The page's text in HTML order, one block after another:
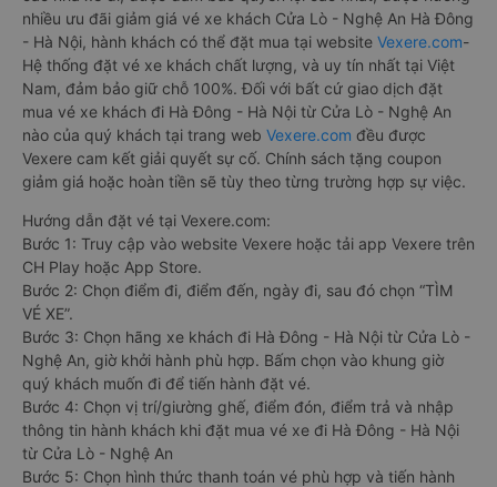
nhiều ưu đãi giảm giá vé xe khách Cửa Lò - Nghệ An Hà Đông
- Hà Nội, hành khách có thể đặt mua tại website Vexere.com-
Hệ thống đặt vé xe khách chất lượng, và uy tín nhất tại Việt
Nam, đảm bảo giữ chỗ 100%. Đối với bất cứ giao dịch đặt
mua vé xe khách đi Hà Đông - Hà Nội từ Cửa Lò - Nghệ An
nào của quý khách tại trang web Vexere.com đều được
Vexere cam kết giải quyết sự cố. Chính sách tặng coupon
giảm giá hoặc hoàn tiền sẽ tùy theo từng trường hợp sự việc.
Hướng dẫn đặt vé tại Vexere.com:
Bước 1: Truy cập vào website Vexere hoặc tải app Vexere trên
CH Play hoặc App Store.
Bước 2: Chọn điểm đi, điểm đến, ngày đi, sau đó chọn “TÌM
VÉ XE”.
Bước 3: Chọn hãng xe khách đi Hà Đông - Hà Nội từ Cửa Lò -
Nghệ An, giờ khởi hành phù hợp. Bấm chọn vào khung giờ
quý khách muốn đi để tiến hành đặt vé.
Bước 4: Chọn vị trí/giường ghế, điểm đón, điểm trả và nhập
thông tin hành khách khi đặt mua vé xe đi Hà Đông - Hà Nội
từ Cửa Lò - Nghệ An
Bước 5: Chọn hình thức thanh toán vé phù hợp và tiến hành